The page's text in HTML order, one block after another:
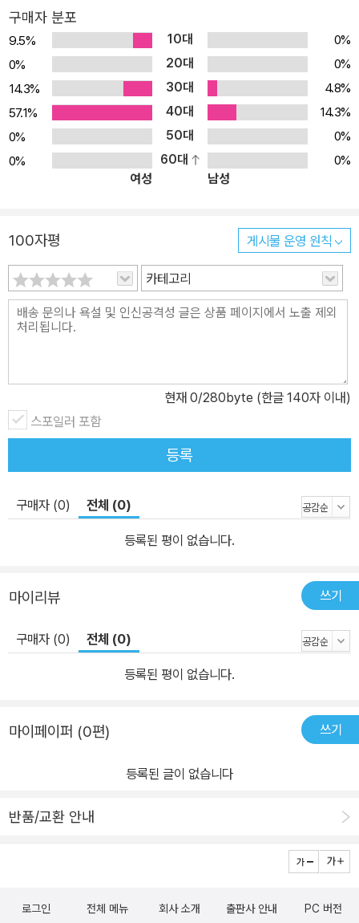
구매자 분포
9.5% 10대
0%
0%
20대
0%
14.3%
30대
4.8%
57.1%
40대
14.3%
0%
50대
0%
0%
60대
0%
여성
남성
100자평 게시물 운영 원칙
카테고리
현재 0/280byte (한글 140자 이내)
스포일러 포함
등록
구매자 (0) 전체 (0)
등록된 평이 없습니다.
마이리뷰 쓰기
구매자 (0) 전체 (0)
등록된 평이 없습니다.
마이페이퍼 (0편) 쓰기
등록된 글이 없습니다
반품/교환 안내
로그인 전체 메뉴 회사 소개 출판사 안내 PC 버전